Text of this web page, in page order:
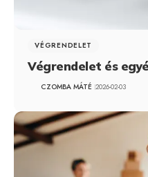
VÉGRENDELET
Végrendelet és
CZOMBA MÁTÉ 2026-02-03